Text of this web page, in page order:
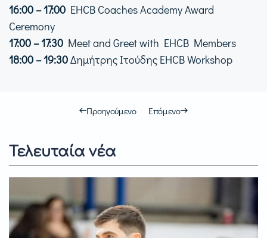
16:00 – 17:00 EHCB Coaches Academy Award
Ceremony
17:00 – 17:30 Meet and Greet with EHCB Members
18:00 – 19:30Δημήτρης Ιτούδης EHCB Workshop
Προηγούμενο Επόμενο
Τελευταία νέα